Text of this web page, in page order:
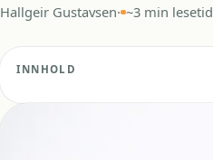
Hallgeir Gustavsen· ~3 min lesetid
INNHOLD